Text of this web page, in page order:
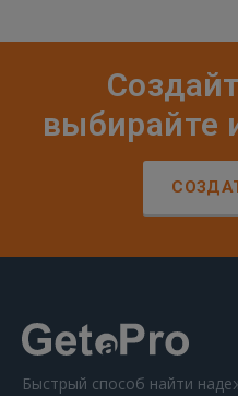
выбирайте
Быстрый способ найти